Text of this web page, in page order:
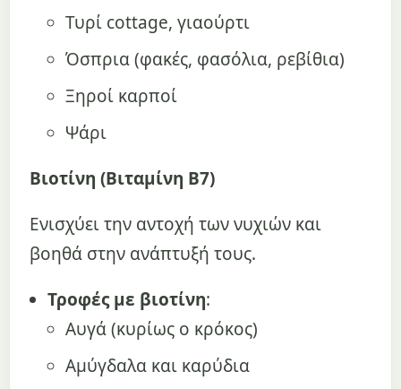
Τυρί cottage, γιαούρτι
Όσπρια (φακές, φασόλια, ρεβίθια)
Ξηροί καρποί
Ψάρι
Βιοτίνη (Βιταμίνη Β7)
Ενισχύει την αντοχή των νυχιών και
βοηθά στην ανάπτυξή τους.
Τροφές με βιοτίνη:
Αυγά (κυρίως ο κρόκος)
Αμύγδαλα και καρύδια